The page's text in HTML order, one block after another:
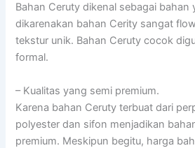
Bahan Ceruty dikenal sebagai bahan
dikarenakan bahan Cerity sangat
tekstur unik. Bahan Ceruty cocok
formal.
– Kualitas yang semi premium.
Karena bahan Ceruty terbuat dari
polyester dan sifon menjadikan
premium. Meskipun begitu, harga